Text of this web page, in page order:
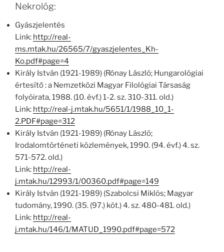
Nekrológ:
Gyászjelentés
Link: http://real-
ms.mtak.hu/26565/7/gyaszjelentes_Kh-
Ko.pdf#page=4
Király István (1921-1989) (Rónay László; Hungarológiai
értesítő : a Nemzetközi Magyar Filológiai Társaság
folyóirata, 1988. (10. évf.) 1-2. sz. 310-311. old.)
Link: http://real-j.mtak.hu/5651/1/1988_10_1-
2.PDF#page=312
Király István (1921-1989) (Rónay László;
Irodalomtörténeti közlemények, 1990. (94. évf.) 4. sz.
571-572. old.)
Link: http://real-
j.mtak.hu/12993/1/00360.pdf#page=149
Király István (1921-1989) (Szabolcsi Miklós; Magyar
tudomány, 1990. (35. (97.) köt.) 4. sz. 480-481. old.)
Link: http://real-
j.mtak.hu/146/1/MATUD_1990.pdf#page=572